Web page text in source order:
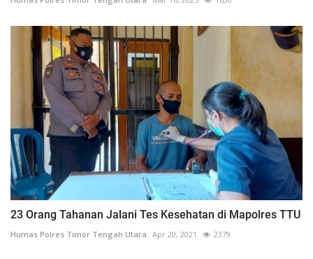
23 Orang Tahanan Jalani Tes Kesehatan di Mapolres TTU
Humas Polres Timor Tengah Utara Apr 20, 2021 2379